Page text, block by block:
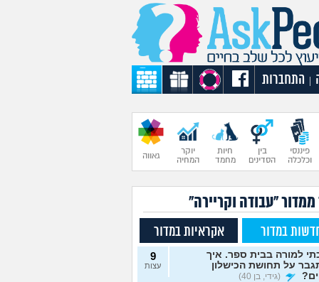
התחברות
פיננסי
וכלכלה
בין
הסדינים
חיות
מחמד
יוקר
המחיה
גאווה
ממדור "עבודה וקריירה"
במדור אקראיות במדור
למורה בבית ספר. איך
על תחושת הכישלון
(גידי, בן 40)
9
עצות